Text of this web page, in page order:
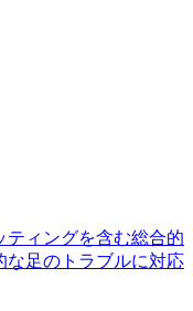
ティングを含む総合的
な足のトラブルに対応